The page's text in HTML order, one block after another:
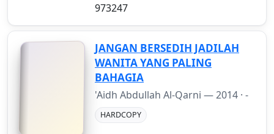
973247
JANGAN BERSEDIH JADILAH
WANITA YANG PALING
BAHAGIA
'Aidh Abdullah Al-Qarni —2014 · -
HARDCOPY